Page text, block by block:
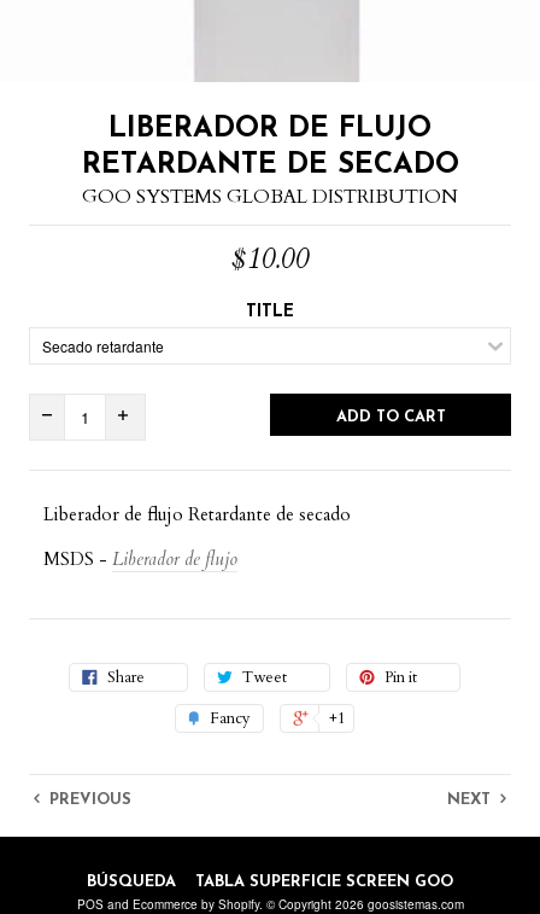
LIBERADOR DE FLUJO
RETARDANTE DE SECADO
GOO SYSTEMS GLOBAL DISTRIBUTION
$10.00
TITLE
ADD TO CART
Liberador de flujo Retardante de secado
MSDS - Liberador de flujo
Share Tweet
Pin it
Fancy
+1
PREVIOUS NEXT
BÚSQUEDA TABLA SUPERFICIE SCREEN GOO
POSand Ecommerce by Shopify. © Copyright 2026 goosistemas.com